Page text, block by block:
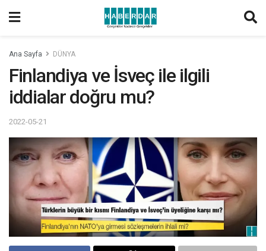
Ana Sayfa DÜNYA
Finlandiya ve İsveç ile ilgili
iddialar doğru mu?
2022-05-21